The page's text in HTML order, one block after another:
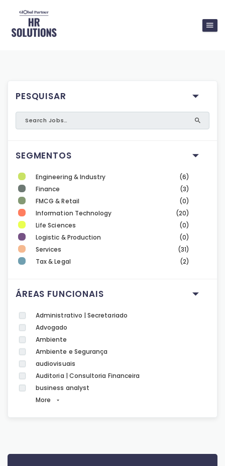
PESQUISAR
SEGMENTOS
Engineering & Industry
(6)
Finance
(3)
FMCG & Retail
(0)
Information Technology
(20)
Life Sciences
(0)
Logistic & Production
(0)
Services
(31)
Tax & Legal
(2)
ÁREAS FUNCIONAIS
Administrativo | Secretariado
Advogado
Ambiente
Ambiente e Segurança
audiovisuais
Auditoria | Consultoria Financeira
business analyst
More